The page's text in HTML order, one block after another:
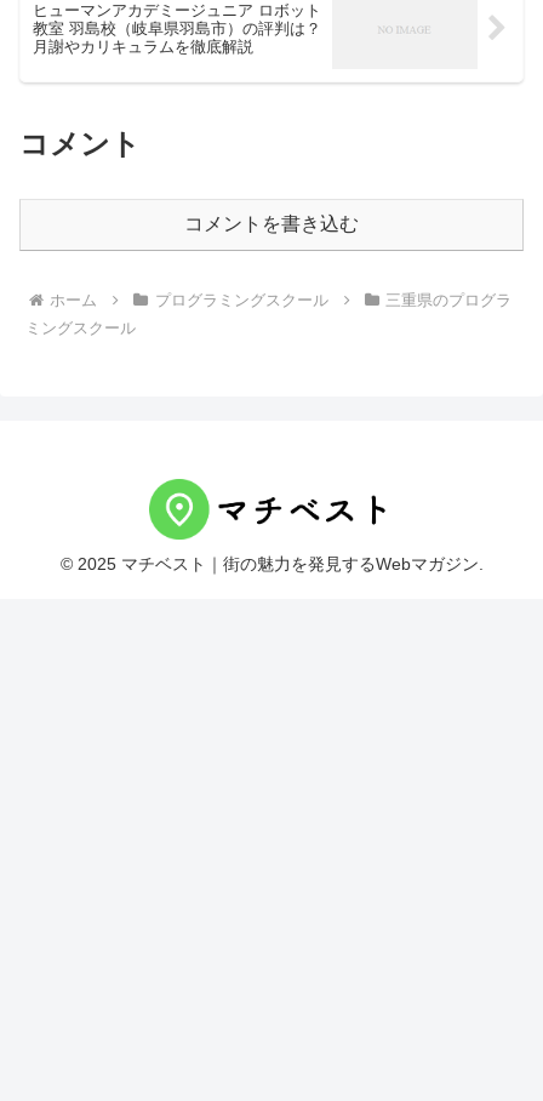
ヒューマンアカデミージュニア ロボット
教室 羽島校（岐阜県羽島市）の評判は？
月謝やカリキュラムを徹底解説
コメント
コメントを書き込む
ホーム プログラミングスクール
三重県のプログラ
ミングスクール
© 2025 マチベスト｜街の魅力を発見するWebマガジン.